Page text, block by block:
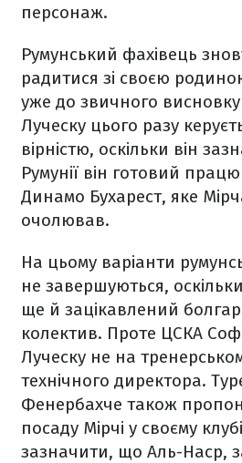
персонаж.
Румунський фахівець
радитися зі своєю
уже до звичного
Луческу цього разу
вірністю, оскільки він
Румунії він готовий
Динамо Бухарест, яке
очолював.
На цьому варіанти
не завершуються,
ще й зацікавлений
колектив. Проте ЦСКА
Луческу не на
технічного директора.
Фенербахче також
посаду Мірчі у своєму
зазначити, що Аль-Наср,